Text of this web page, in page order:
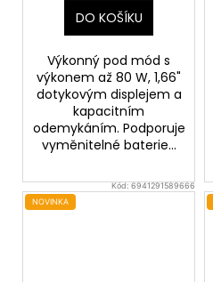
DO KOŠÍKU
Výkonný pod mód s
výkonem až 80 W, 1,66"
dotykovým displejem a
kapacitním
odemykáním. Podporuje
vyměnitelné baterie...
Kód:6941291589666
NOVINKA